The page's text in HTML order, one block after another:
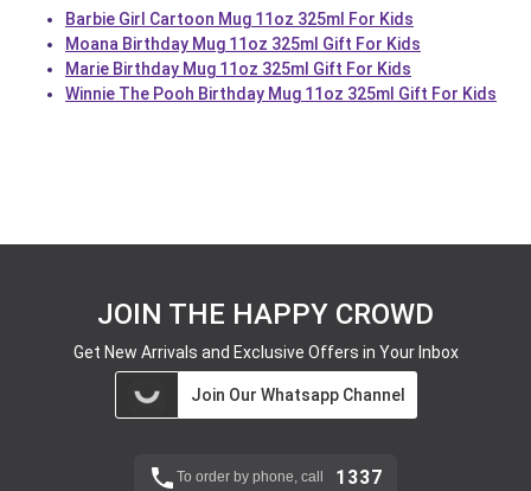
Barbie Girl Cartoon Mug 11oz 325ml For Kids
Moana Birthday Mug 11oz 325ml Gift For Kids
Marie Birthday Mug 11oz 325ml Gift For Kids
Winnie The Pooh Birthday Mug 11oz 325ml Gift For Kids
JOIN THE HAPPY CROWD
Get New Arrivals and Exclusive Offers in Your Inbox
Join Our Whatsapp Channel
To order by phone, call 1337